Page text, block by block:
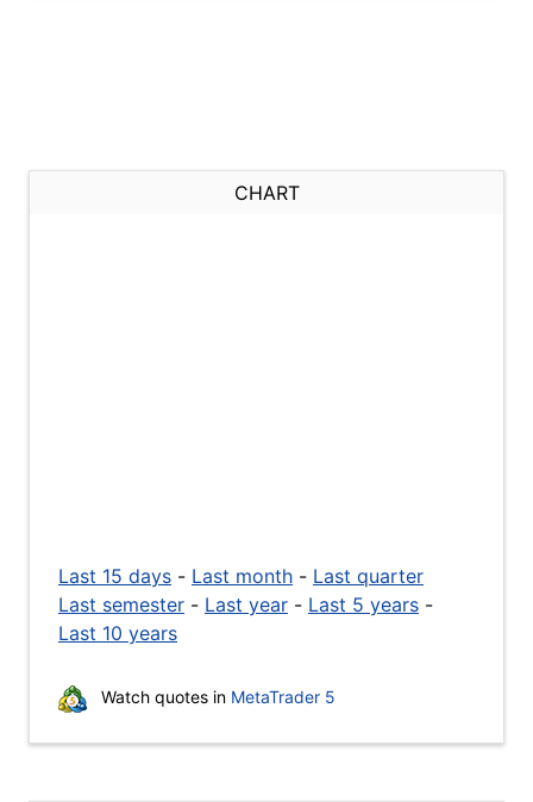
CHART
Last 15 days - Last month - Last quarter
Last semester - Last year - Last 5 years -
Last 10 years
Watch quotes in MetaTrader 5